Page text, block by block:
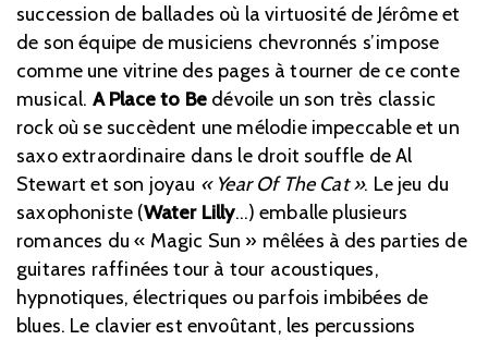
succession de ballades où la virtuosité de Jérôme et
de son équipe de musiciens chevronnés s’impose
comme une vitrine des pages à tourner de ce conte
musical. A Place to Bedévoile un son très classic
rock où se succèdent une mélodie impeccable et un
saxo extraordinaire dans le droit souffle de Al
Stewart et son joyau « Year Of The Cat ». Le jeu du
saxophoniste (Water Lilly…) emballe plusieurs
romances du « Magic Sun » mêlées à des parties de
guitares raffinées tour à tour acoustiques,
hypnotiques, électriques ou parfois imbibées de
blues. Le clavier est envoûtant, les percussions